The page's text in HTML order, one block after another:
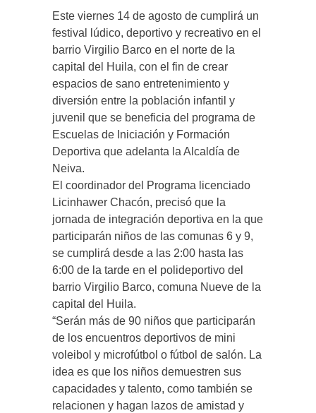
Este viernes 14 de agosto de cumplirá un
festival lúdico, deportivo y recreativo en el
barrio Virgilio Barco en el norte de la
capital del Huila, con el fin de crear
espacios de sano entretenimiento y
diversión entre la población infantil y
juvenil que se beneficia del programa de
Escuelas de Iniciación y Formación
Deportiva que adelanta la Alcaldía de
Neiva.
El coordinador del Programa licenciado
Licinhawer Chacón, precisó que la
jornada de integración deportiva en la que
participarán niños de las comunas 6 y 9,
se cumplirá desde a las 2:00 hasta las
6:00 de la tarde en el polideportivo del
barrio Virgilio Barco, comuna Nueve de la
capital del Huila.
“Serán más de 90 niños que participarán
de los encuentros deportivos de mini
voleibol y microfútbol o fútbol de salón. La
idea es que los niños demuestren sus
capacidades y talento, como también se
relacionen y hagan lazos de amistad y